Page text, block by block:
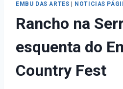
EMBU DAS ARTES NOTICIAS
Rancho na
esquenta do
Country Fest